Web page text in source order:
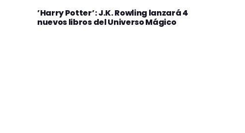
’Harry Potter’: J.K. Rowling lanzará 4
nuevos libros del Universo Mágico